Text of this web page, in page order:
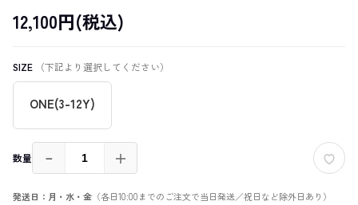
12,100円(税込)
SIZE （下記より選択してください）
ONE(3-12Y)
数量 － ＋
発送日：月・水・金 （各日10:00までのご注文で当日発送／祝日など除外日あり）